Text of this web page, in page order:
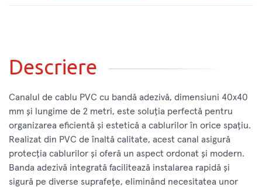
Descriere
Canalul de cablu PVC cu bandă adezivă, dimensiuni 40x40
mm și lungime de 2 metri, este soluția perfectă pentru
organizarea eficientă și estetică a cablurilor în orice spațiu.
Realizat din PVC de înaltă calitate, acest canal asigură
protecția cablurilor și oferă un aspect ordonat și modern.
Banda adezivă integrată facilitează instalarea rapidă și
sigură pe diverse suprafețe, eliminând necesitatea unor